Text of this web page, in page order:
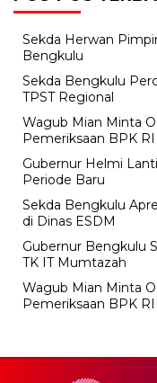
Sekda Herwan
Bengkulu
Sekda Bengkulu
TPST Regional
Wagub Mian Minta
Pemeriksaan BPK RI
Gubernur Helmi
Periode Baru
Sekda Bengkulu
di Dinas ESDM
Gubernur Bengkulu
TK IT Mumtazah
Wagub Mian Minta
Pemeriksaan BPK RI